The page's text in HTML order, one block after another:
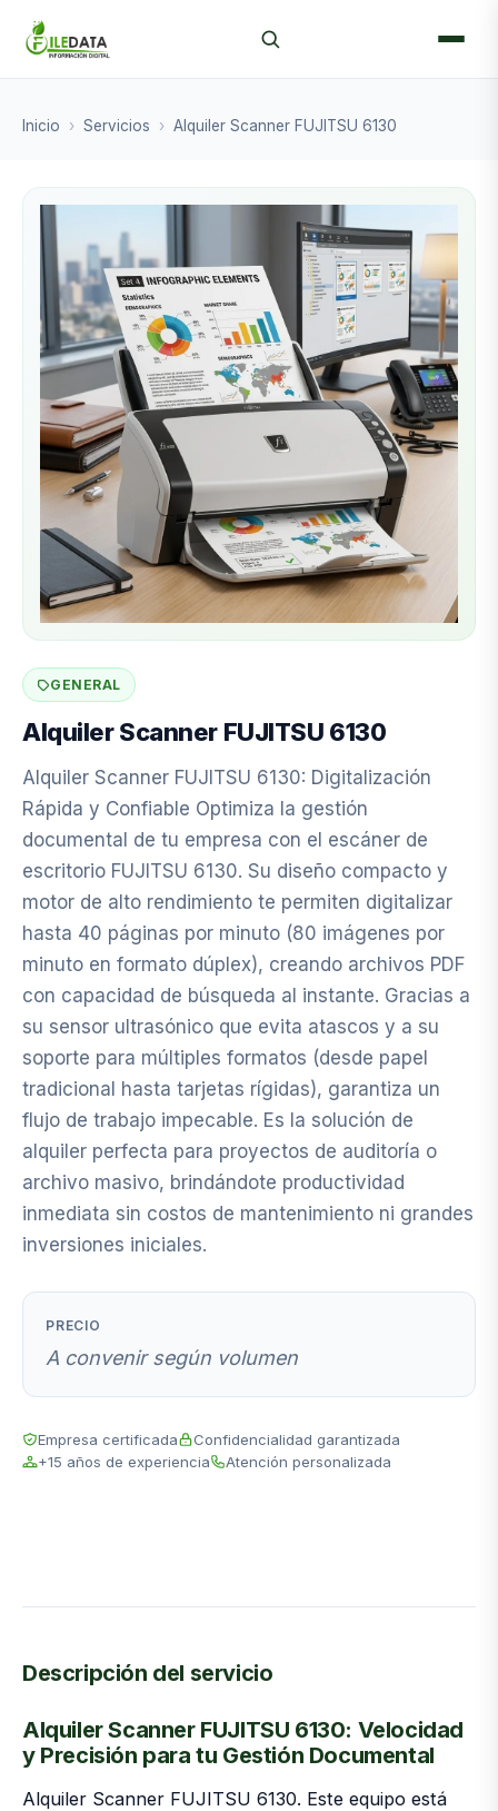
Inicio › Servicios › Alquiler Scanner FUJITSU 6130
GENERAL
Alquiler Scanner FUJITSU 6130
Alquiler Scanner FUJITSU 6130: Digitalización
Rápida y Confiable Optimiza la gestión
documental de tu empresa con el escáner de
escritorio FUJITSU 6130. Su diseño compacto y
motor de alto rendimiento te permiten digitalizar
hasta 40 páginas por minuto (80 imágenes por
minuto en formato dúplex), creando archivos PDF
con capacidad de búsqueda al instante. Gracias a
su sensor ultrasónico que evita atascos y a su
soporte para múltiples formatos (desde papel
tradicional hasta tarjetas rígidas), garantiza un
flujo de trabajo impecable. Es la solución de
alquiler perfecta para proyectos de auditoría o
archivo masivo, brindándote productividad
inmediata sin costos de mantenimiento ni grandes
inversiones iniciales.
PRECIO
A convenir según volumen
Empresa certificada
Confidencialidad garantizada
+15 años de experiencia
Atención personalizada
Descripción del servicio
Alquiler Scanner FUJITSU 6130: Velocidad
y Precisión para tu Gestión Documental
Alquiler Scanner FUJITSU 6130. Este equipo está